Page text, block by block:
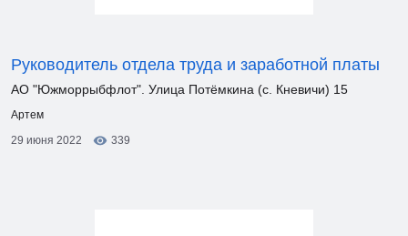
Руководитель отдела труда и заработной платы
АО "Южморрыбфлот". Улица Потёмкина (с. Кневичи) 15
Артем
29 июня 2022
339